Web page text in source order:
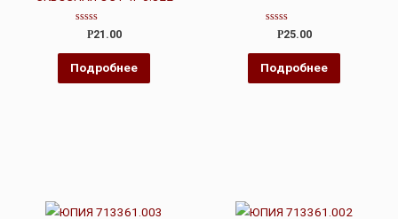
Оценка
из
5
Р21.00
Подробнее
Оценка
из
5
Р25.00
Подробнее